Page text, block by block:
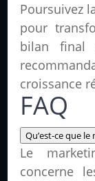
Poursuivez
pour
bilan final
croissance
FAQ
Qu’est-ce que
Le
concerne